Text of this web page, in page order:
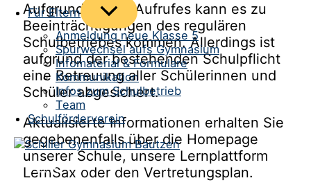
Für Eltern
Menü
umschalten
Anmeldung neue Klasse 5
Spurwechsel aufs Gymnasium
Infomaterial & Formulare
Kommunikation
Infos zum Schulbetrieb
Team
Schulförderverein
Aufgrund dieses Aufrufes kann es zu
Beeinträchtigungen des regulären
Schulbetriebes kommen. Allerdings ist
aufgrund der bestehenden Schulpflicht
eine Betreuung aller Schülerinnen und
Schüler abgesichert.
Aktualisierte Informationen erhalten Sie
gegebenenfalls über die Homepage
unserer Schule, unsere Lernplattform
LernSax oder den Vertretungsplan.